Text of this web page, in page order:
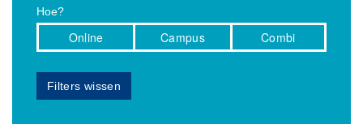
Hoe?
Online Campus Combi
Filters wissen